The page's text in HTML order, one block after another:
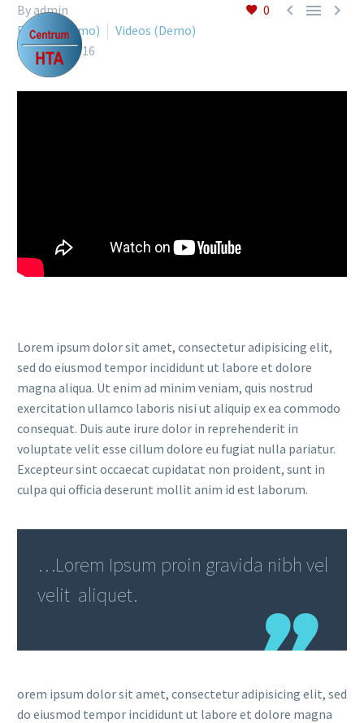
0   
By admin
Events (Demo)
Videos (Demo)
15 March 2016
Lorem ipsum dolor sit amet, consectetur adipisicing elit,
sed do eiusmod tempor incididunt ut labore et dolore
magna aliqua. Ut enim ad minim veniam, quis nostrud
exercitation ullamco laboris nisi ut aliquip ex ea commodo
consequat. Duis aute irure dolor in reprehenderit in
voluptate velit esse cillum dolore eu fugiat nulla pariatur.
Excepteur sint occaecat cupidatat non proident, sunt in
culpa qui officia deserunt mollit anim id est laborum.
…Lorem Ipsum proin gravida nibh vel
velit aliquet.
orem ipsum dolor sit amet, consectetur adipisicing elit, sed
do eiusmod tempor incididunt ut labore et dolore magna